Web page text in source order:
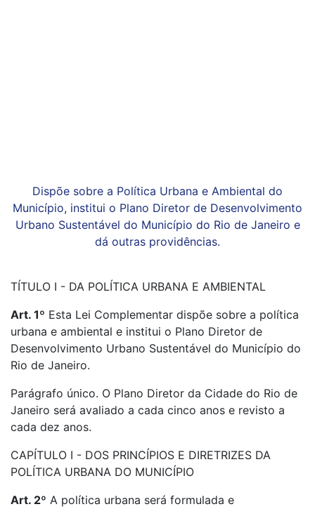
Dispõe sobre a Política Urbana e Ambiental do
Município, institui o Plano Diretor de Desenvolvimento
Urbano Sustentável do Município do Rio de Janeiro e
dá outras providências.
TÍTULO I - DA POLÍTICA URBANA E AMBIENTAL
Art. 1º Esta Lei Complementar dispõe sobre a política
urbana e ambiental e institui o Plano Diretor de
Desenvolvimento Urbano Sustentável do Município do
Rio de Janeiro.
Parágrafo único. O Plano Diretor da Cidade do Rio de
Janeiro será avaliado a cada cinco anos e revisto a
cada dez anos.
CAPÍTULO I - DOS PRINCÍPIOS E DIRETRIZES DA
POLÍTICA URBANA DO MUNICÍPIO
Art. 2º A política urbana será formulada e